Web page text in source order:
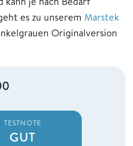
es zu unserem Marstek
Originalversion
TESTNOTE
GUT